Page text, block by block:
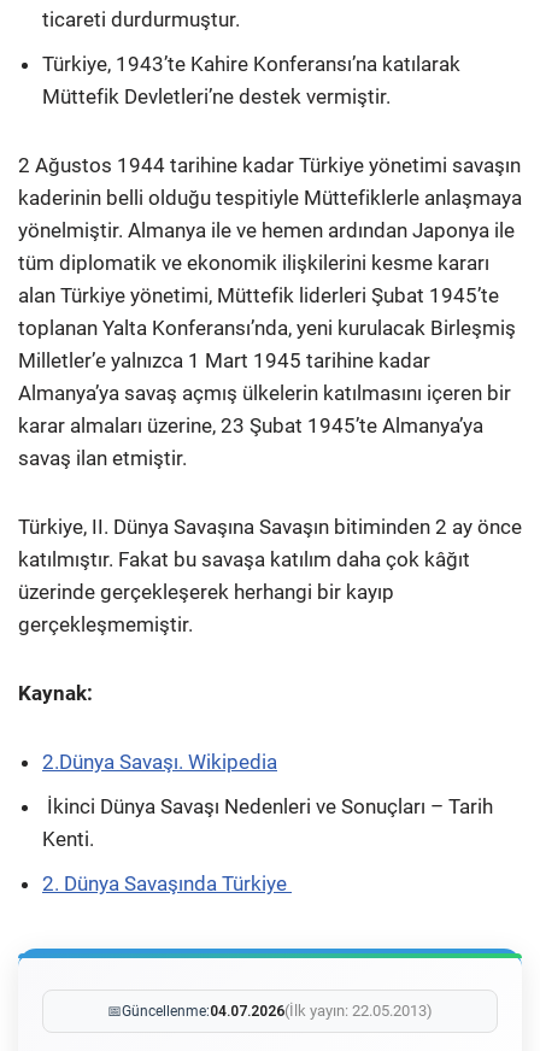
ticareti durdurmuştur.
Türkiye, 1943’te Kahire Konferansı’na katılarak
Müttefik Devletleri’ne destek vermiştir.
2 Ağustos 1944 tarihine kadar Türkiye yönetimi savaşın
kaderinin belli olduğu tespitiyle Müttefiklerle anlaşmaya
yönelmiştir. Almanya ile ve hemen ardından Japonya ile
tüm diplomatik ve ekonomik ilişkilerini kesme kararı
alan Türkiye yönetimi, Müttefik liderleri Şubat 1945’te
toplanan Yalta Konferansı’nda, yeni kurulacak Birleşmiş
Milletler’e yalnızca 1 Mart 1945 tarihine kadar
Almanya’ya savaş açmış ülkelerin katılmasını içeren bir
karar almaları üzerine, 23 Şubat 1945’te Almanya’ya
savaş ilan etmiştir.
Türkiye, II. Dünya Savaşına Savaşın bitiminden 2 ay önce
katılmıştır. Fakat bu savaşa katılım daha çok kâğıt
üzerinde gerçekleşerek herhangi bir kayıp
gerçekleşmemiştir.
Kaynak:
2.Dünya Savaşı. Wikipedia
İkinci Dünya Savaşı Nedenleri ve Sonuçları – Tarih
Kenti.
2. Dünya Savaşında Türkiye
📅Güncellenme:04.07.2026(İlk yayın: 22.05.2013)